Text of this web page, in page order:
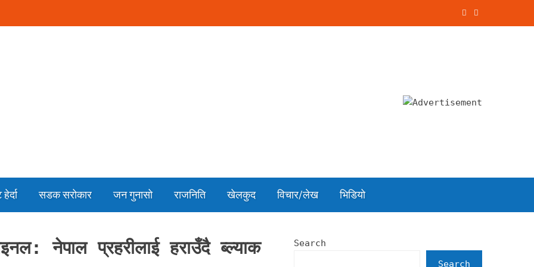
सडक सरोकार जन गुनासो राजनिति खेलकुद विचार/लेख भिडियो
नेपाल प्रहरीलाई हराउँदै ब्ल्याक
Search
Search